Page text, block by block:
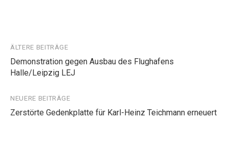
Beitragsnavigation
ÄLTERE BEITRÄGE
Demonstration gegen Ausbau des Flughafens
Halle/Leipzig LEJ
NEUERE BEITRÄGE
Zerstörte Gedenkplatte für Karl-Heinz Teichmann erneuert